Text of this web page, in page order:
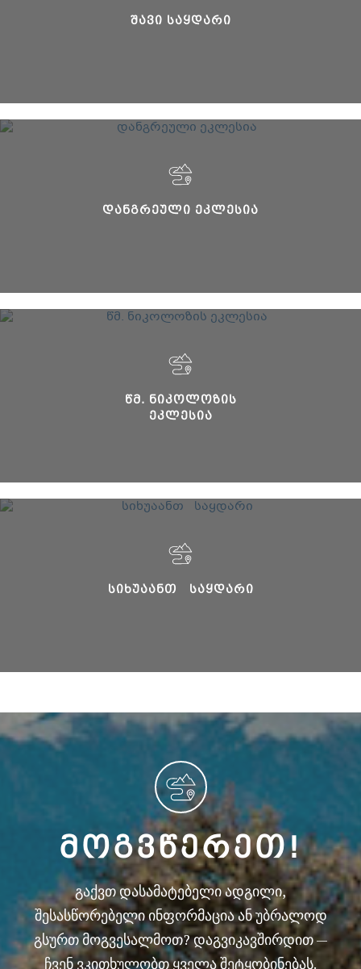
ᲨᲐᲕᲘ ᲡᲐᲧᲓᲐᲠᲘ
ᲓᲐᲜᲒᲠᲔᲣᲚᲘ ᲔᲙᲚᲔᲡᲘᲐ
ᲬᲛ. ᲜᲘᲙᲝᲚᲝᲖᲘᲡ
ᲔᲙᲚᲔᲡᲘᲐ
ᲡᲘᲮᲣᲐᲐᲜᲗ ᲡᲐᲧᲓᲐᲠᲘ
ᲛᲝᲒᲕᲬᲔᲠᲔᲗ!
გაქვთ დასამატებელი ადგილი,
შესასწორებელი ინფორმაცია ან უბრალოდ
გსურთ მოგვესალმოთ? დაგვიკავშირდით —
ჩვენ ვკითხულობთ ყველა შეტყობინებას.